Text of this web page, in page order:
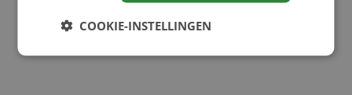
COOKIE-INSTELLINGEN